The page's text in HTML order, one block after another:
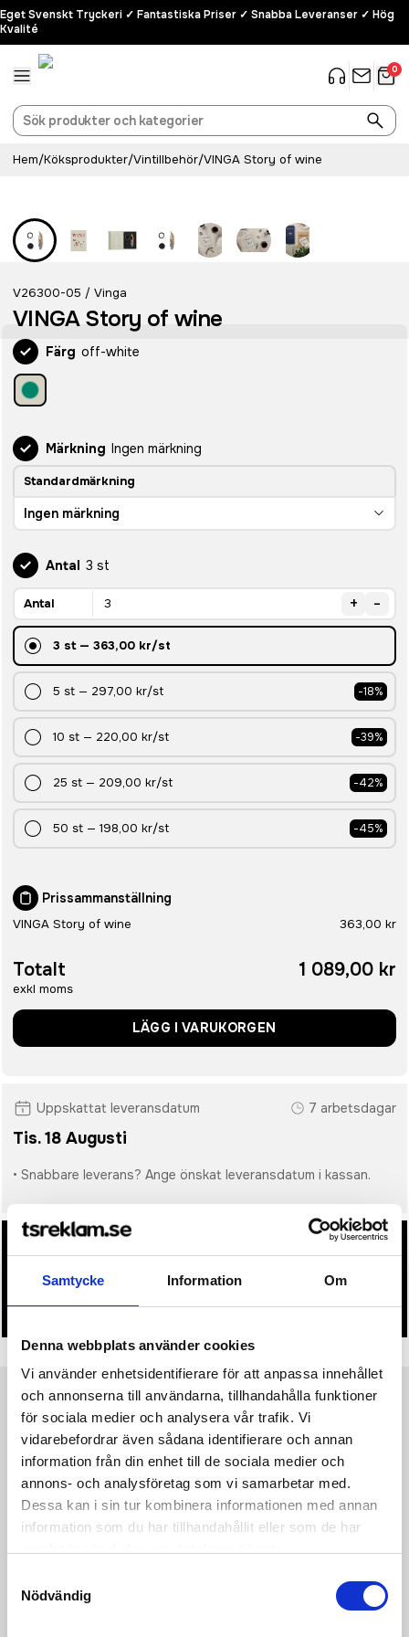
Samtycke Information Om
Denna webbplats använder cookies
Vi använder enhetsidentifierare för att anpassa innehållet
och annonserna till användarna, tillhandahålla funktioner
för sociala medier och analysera vår trafik. Vi
vidarebefordrar även sådana identifierare och annan
information från din enhet till de sociala medier och
annons- och analysföretag som vi samarbetar med.
Dessa kan i sin tur kombinera informationen med annan
information som du har tillhandahållit eller som de har
Nödvändig
Eget Svenskt Tryckeri ✓ Fantastiska Priser ✓ Snabba Leveranser ✓ Hög
Kvalité
0
Hem/Köksprodukter/Vintillbehör/VINGA Story of wine
V26300-05 / Vinga
VINGA Story of wine
Färg off-white
Märkning Ingen märkning
Standardmärkning
Ingen märkning
Antal 3 st
Antal + -
3 st— 363,00 kr/st
5 st — 297,00 kr/st -18%
10 st — 220,00 kr/st -39%
25 st — 209,00 kr/st -42%
50 st — 198,00 kr/st -45%
Prissammanställning
VINGA Story of wine 363,00 kr
Totalt
exkl moms
1 089,00 kr
LÄGG I VARUKORGEN
Uppskattat leveransdatum 7 arbetsdagar
Tis. 18 Augusti
• Snabbare leverans? Ange önskat leveransdatum i kassan.
• Du får alltid godkänna en offert och skiss på mailen
innan beställningen blir bindande.
• Tryckfil/er logo laddas upp i kassan.
ProduktinformationSpecifikationerPristabellRecensioner
"Ge dig ut på en sofistikerad resa med ""Story of Wine""-setet,
elegant förpackat i en presentkartong som liknar en klassisk
bok. Detta set innehåller en vinöppnare, en silikonflasktopp för
att hålla ditt vin fräscht längre och en droppstoppare för
droppfri hällning. Den unika förpackningen skyddar inte bara
dina verktyg utan berättar också en fängslande vinberättelse,
Presentkartongen är tillverkad av FSC®-certifierat papper."